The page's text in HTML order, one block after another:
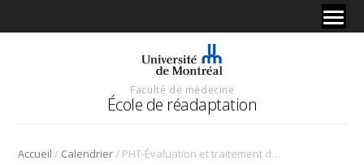
Faculté de médecine
École de réadaptation
Accueil / Calendrier/ PHT-Évaluation et traitement des troubles de développement moteur en pédiatrie (0-3 ans)